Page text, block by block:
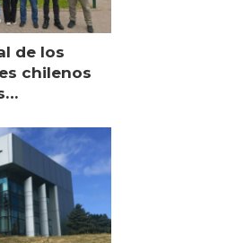
de los
chilenos